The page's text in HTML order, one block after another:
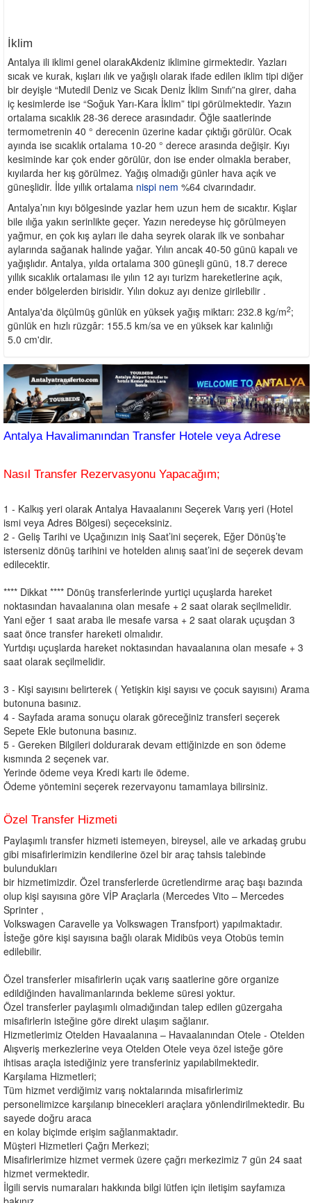
İklim
Antalya ili iklimi genel olarakAkdeniz iklimine girmektedir. Yazları
sıcak ve kurak, kışları ılık ve yağışlı olarak ifade edilen iklim tipi diğer
bir deyişle “Mutedil Deniz ve Sıcak Deniz İklim Sınıfı”na girer, daha
iç kesimlerde ise “Soğuk Yarı-Kara İklim” tipi görülmektedir. Yazın
ortalama sıcaklık 28-36 derece arasındadır. Öğle saatlerinde
termometrenin 40 ° derecenin üzerine kadar çıktığı görülür. Ocak
ayında ise sıcaklık ortalama 10-20 ° derece arasında değişir. Kıyı
kesiminde kar çok ender görülür, don ise ender olmakla beraber,
kıyılarda her kış görülmez. Yağış olmadığı günler hava açık ve
güneşlidir. İlde yıllık ortalama nispi nem %64 civarındadır.
Antalya’nın kıyı bölgesinde yazlar hem uzun hem de sıcaktır. Kışlar
bile ılığa yakın serinlikte geçer. Yazın neredeyse hiç görülmeyen
yağmur, en çok kış ayları ile daha seyrek olarak ilk ve sonbahar
aylarında sağanak halinde yağar. Yılın ancak 40-50 günü kapalı ve
yağışlıdır. Antalya, yılda ortalama 300 güneşli günü, 18.7 derece
yıllık sıcaklık ortalaması ile yılın 12 ayı turizm hareketlerine açık,
ender bölgelerden birisidir. Yılın dokuz ayı denize girilebilir .
Antalya'da ölçülmüş günlük en yüksek yağış miktarı: 232.8 kg/m2;
günlük en hızlı rüzgâr: 155.5 km/sa ve en yüksek kar kalınlığı
5.0 cm'dir.
Antalya Havalimanından Transfer Hotele veya Adrese
Nasıl Transfer Rezervasyonu Yapacağım;
1 - Kalkış yeri olarak Antalya Havaalanını Seçerek Varış yeri (Hotel
ismi veya Adres Bölgesi) seçeceksiniz.
2 - Geliş Tarihi ve Uçağınızın iniş Saat’ini seçerek, Eğer Dönüş’te
isterseniz dönüş tarihini ve hotelden alınış saat’ini de seçerek devam
edilecektir.
**** Dikkat **** Dönüş transferlerinde yurtiçi uçuşlarda hareket
noktasından havaalanına olan mesafe + 2 saat olarak seçilmelidir.
Yani eğer 1 saat araba ile mesafe varsa + 2 saat olarak uçuşdan 3
saat önce transfer hareketi olmalıdır.
Yurtdışı uçuşlarda hareket noktasından havaalanına olan mesafe + 3
saat olarak seçilmelidir.
3 - Kişi sayısını belirterek ( Yetişkin kişi sayısı ve çocuk sayısını) Arama
butonuna basınız.
4 - Sayfada arama sonuçu olarak göreceğiniz transferi seçerek
Sepete Ekle butonuna basınız.
5 - Gereken Bilgileri doldurarak devam ettiğinizde en son ödeme
kısmında 2 seçenek var.
Yerinde ödeme veya Kredi kartı ile ödeme.
Ödeme yöntemini seçerek rezervayonu tamamlaya bilirsiniz.
Özel Transfer Hizmeti
Paylaşımlı transfer hizmeti istemeyen, bireysel, aile ve arkadaş grubu
gibi misafirlerimizin kendilerine özel bir araç tahsis talebinde
bulundukları
bir hizmetimizdir. Özel transferlerde ücretlendirme araç başı bazında
olup kişi sayısına göre VİP Araçlarla (Mercedes Vito – Mercedes
Sprinter ,
Volkswagen Caravelle ya Volkswagen Transfport) yapılmaktadır.
İsteğe göre kişi sayısına bağlı olarak Midibüs veya Otobüs temin
edilebilir.
Özel transferler misafirlerin uçak varış saatlerine göre organize
edildiğinden havalimanlarında bekleme süresi yoktur.
Özel transferler paylaşımlı olmadığından talep edilen güzergaha
misafirlerin isteğine göre direkt ulaşım sağlanır.
Hizmetlerimiz Otelden Havaalanına – Havaalanından Otele - Otelden
Alışveriş merkezlerine veya Otelden Otele veya özel isteğe göre
ihtisas araçla istediğiniz yere transferiniz yapılabilmektedir.
Karşılama Hizmetleri;
Tüm hizmet verdiğimiz varış noktalarında misafirlerimiz
personelimizce karşılanıp binecekleri araçlara yönlendirilmektedir. Bu
sayede doğru araca
en kolay biçimde erişim sağlanmaktadır.
Müşteri Hizmetleri Çağrı Merkezi;
Misafirlerimize hizmet vermek üzere çağrı merkezimiz 7 gün 24 saat
hizmet vermektedir.
İlgili servis numaraları hakkında bilgi lütfen için iletişim sayfamıza